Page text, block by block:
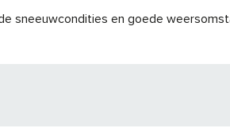
sneeuwcondities en goede